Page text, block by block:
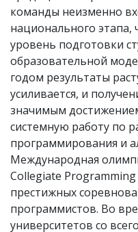
команды неизменно
национального
уровень подготовки
образовательной
годом результаты
усиливается, и
значимым
системную работу по
программирования и
Международная
Collegiate
престижных
программистов. Во
университетов со